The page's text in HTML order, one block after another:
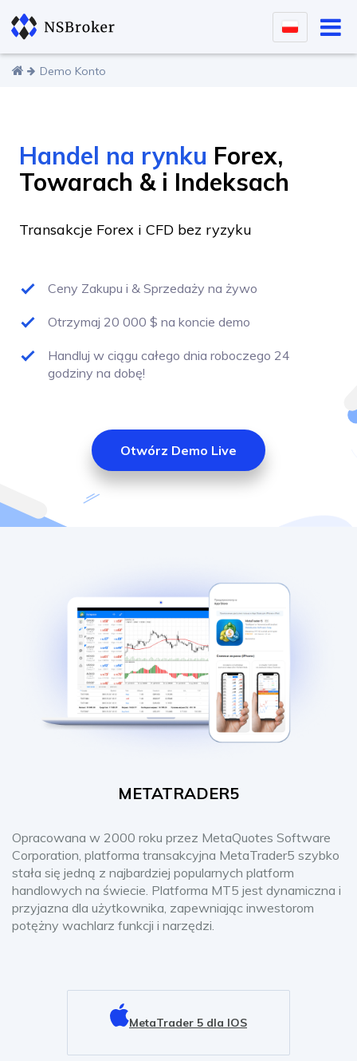
Demo Konto
Handel na rynku Forex,
Towarach & i Indeksach
Transakcje Forex i CFD bez ryzyku
Ceny Zakupu i & Sprzedaży na żywo
Otrzymaj 20 000 $ na koncie demo
Handluj w ciągu całego dnia roboczego 24
godziny na dobę!
Otwórz Demo Live
METATRADER5
Opracowana w 2000 roku przez MetaQuotes Software
Corporation, platforma transakcyjna MetaTrader5 szybko
stała się jedną z najbardziej popularnych platform
handlowych na świecie. Platforma MT5 jest dynamiczna i
przyjazna dla użytkownika, zapewniając inwestorom
potężny wachlarz funkcji i narzędzi.
MetaTrader 5 dla IOS